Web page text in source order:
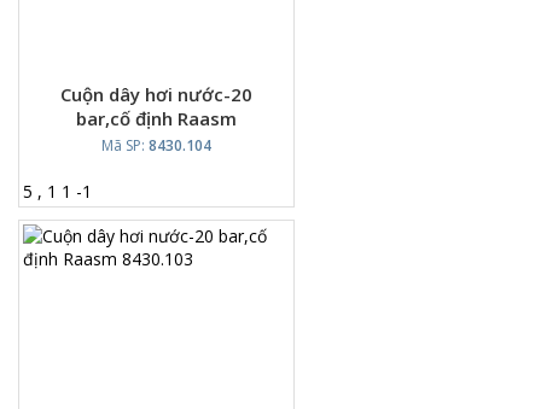
Cuộn dây hơi nước-20
bar,cố định Raasm
8430.104
Mã SP: 8430.104
5 , 1 1 -1